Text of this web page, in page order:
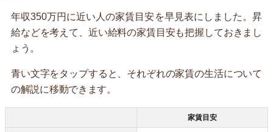
年収350万円に近い人の家賃目安を早見表にしました。昇
給などを考えて、近い給料の家賃目安も把握しておきまし
ょう。
青い文字をタップすると、それぞれの家賃の生活について
の解説に移動できます。
家賃目安